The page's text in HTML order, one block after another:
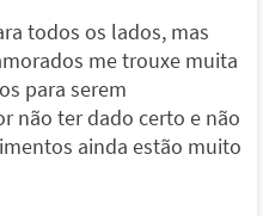
todos os lados, mas
me trouxe muita
para serem
não ter dado certo e não
ainda estão muito